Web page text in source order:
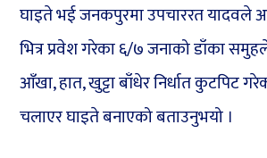
घाइते भई जनकपुरमा उपचाररत यादवले
भित्र प्रवेश गरेका ६/७ जनाको डाँका
आँखा, हात, खुट्टा बाँधेर निर्धात कुटपिट
चलाएर घाइते बनाएको बताउनुभयो ।